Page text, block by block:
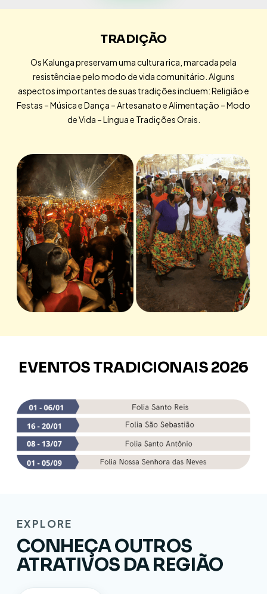
TRADIÇÃO
Os Kalunga preservam uma cultura rica, marcada pela
resistência e pelo modo de vida comunitário. Alguns
aspectos importantes de suas tradições incluem: Religião e
Festas – Música e Dança – Artesanato e Alimentação – Modo
de Vida – Língua e Tradições Orais.
EVENTOS TRADICIONAIS 2026
EXPLORE
CONHEÇA OUTROS
ATRATIVOS DA REGIÃO